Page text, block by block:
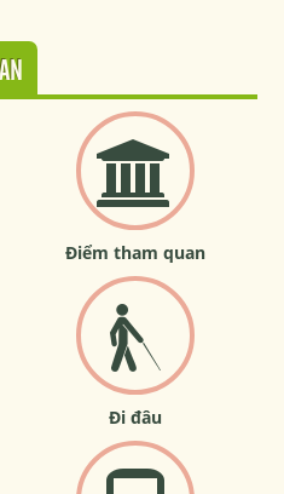
Điểm tham quan
Đi đâu